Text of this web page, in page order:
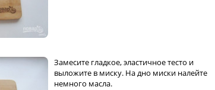
Замесите гладкое, эластичное тесто и
выложите в миску. На дно миски налейте
немного масла.